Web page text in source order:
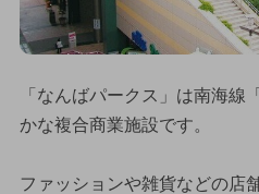
「なんばパークス」は南海線
かな複合商業施設です。
ファッションや雑貨などの店